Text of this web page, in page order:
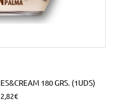
180 GRS. (1UDS)
2,82€